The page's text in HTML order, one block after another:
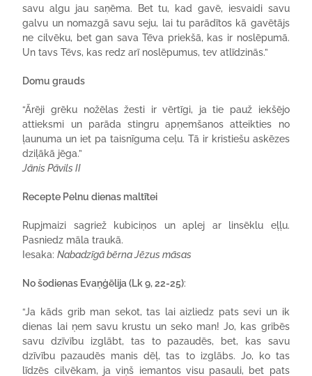
savu algu jau saņēma. Bet tu, kad gavē, iesvaidi savu
galvu un nomazgā savu seju, lai tu parādītos kā gavētājs
ne cilvēku, bet gan sava Tēva priekšā, kas ir no­slēpumā.
Un tavs Tēvs, kas redz arī noslēpumus, tev at­līdzinās.”
Domu grauds
“Ārēji grēku nožēlas žesti ir vērtīgi, ja tie pauž iekšējo
attieksmi un parāda stingru apņemšanos atteikties no
ļaunuma un iet pa taisnīguma ceļu. Tā ir kristiešu askēzes
dziļākā jēga.”
Jānis Pāvils II
Recepte Pelnu dienas maltītei
Rupjmaizi sagriež kubiciņos un aplej ar linsēklu eļļu.
Pasniedz māla traukā.
Iesaka:Nabadzīgā bērna Jēzus māsas
No šodienas Evaņģēlija (Lk 9, 22-25):
“Ja kāds grib man sekot, tas lai aizliedz pats sevi un ik
dienas lai ņem savu krustu un seko man! Jo, kas gribēs
savu dzīvību izglābt, tas to pazaudēs, bet, kas savu
dzīvību pazaudēs manis dēļ, tas to izglābs. Jo, ko tas
līdzēs cilvēkam, ja viņš iemantos visu pasauli, bet pats